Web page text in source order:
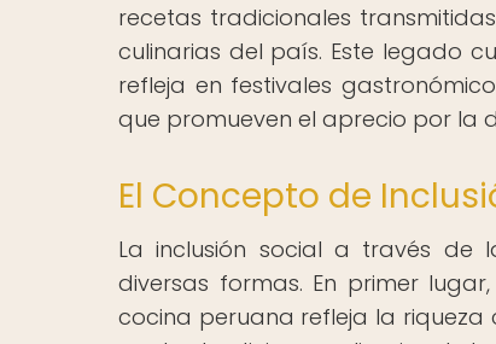
recetas tradicionales
culinarias del país. Este legado
refleja en festivales
que promueven el aprecio por la
El Concepto de
La inclusión social a través
diversas formas. En primer
cocina peruana refleja la